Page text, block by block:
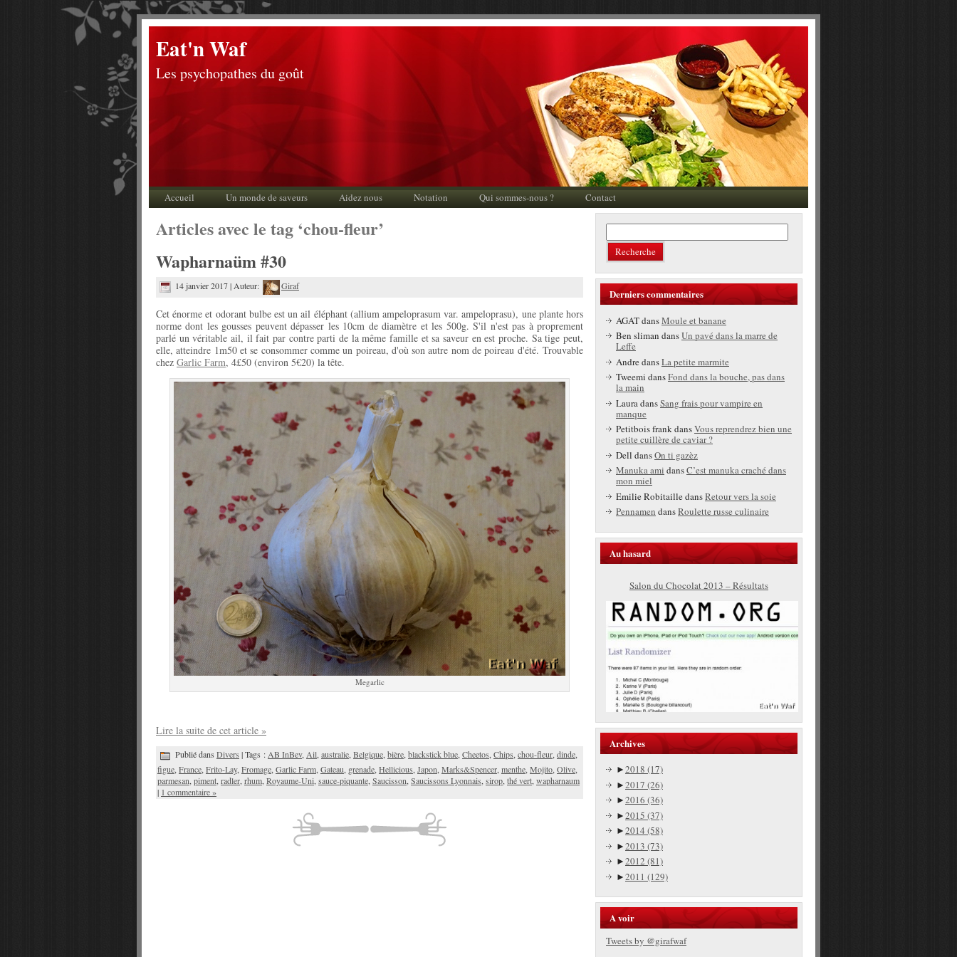
Eat'n Waf
Les psychopathes du goût
Accueil Un monde de saveurs Aidez nous Notation Qui sommes-nous ? Contact
Articles avec le tag ‘chou-fleur’
Wapharnaüm #30
14 janvier 2017 | Auteur: Giraf
Cet énorme et odorant bulbe est un ail éléphant (allium ampeloprasum var. ampeloprasu), une plante hors
norme dont les gousses peuvent dépasser les 10cm de diamètre et les 500g. S'il n'est pas à proprement
parlé un véritable ail, il fait par contre parti de la même famille et sa saveur en est proche. Sa tige peut,
elle, atteindre 1m50 et se consommer comme un poireau, d'où son autre nom de poireau d'été. Trouvable
chez Garlic Farm, 4£50 (environ 5€20) la tête.
Megarlic
Lire la suite de cet article »
Publié dans Divers | Tags : AB InBev, Ail australie Belgique bière blackstick blue Cheetos Chips chou-fleur dinde
figue France Frito-Lay, Fromage Garlic Farm Gateau grenade Hellicious Japon Marks&Spencer menthe Mojito Olive
parmesan piment radler rhum Royaume-Uni sauce-piquante Saucisson Saucissons Lyonnais sirop thé vert wapharnaum
| 1 commentaire »
Derniers commentaires
AGATdansMoule et banane
Ben sliman dansUn pavé dans la marre de
Leffe
AndredansLa petite marmite
Tweemi dansFond dans la bouche, pas dans
la main
Laura dansSang frais pour vampire en
manque
Petitbois frankdansVous reprendrez bien une
petite cuillère de caviar ?
Dell dansOn ti gazèz
Manuka ami dansC’est manuka craché dans
mon miel
Emilie RobitailledansRetour vers la soie
Pennamen dansRoulette russe culinaire
Au hasard
Salon du Chocolat 2013 – Résultats
Archives
►2018 (17)
►2017 (26)
►2016 (36)
►2015 (37)
►2014 (58)
►2013 (73)
►2012 (81)
►2011 (129)
A voir
Tweets by @girafwaf